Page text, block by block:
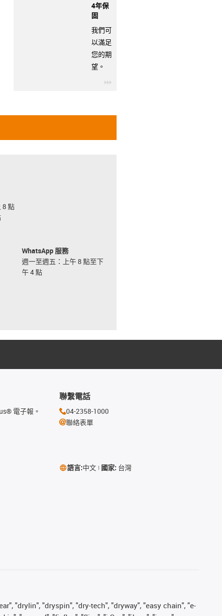
4年保
固
我們可
以滿足
您的期
望。
8 點
WhatsApp 服務
週一至週五：上午 8 點至下
午 4 點
電子報。
聯繫電話
04-2358-1000
聯絡表單
語言:中文 國家: 台灣
"drylin", "dryspin", "dry-tech", "dryway", "easy chain", "e-